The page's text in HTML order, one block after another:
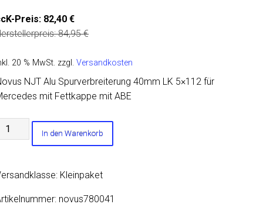
Preis: 82,40€
84,95€
20 % MwSt. zzgl.Versandkosten
NJT Alu Spurverbreiterung 40mm LK 5×112 für
mit Fettkappe mit ABE
Novus
In den Warenkorb
Kleinpaket
novus780041